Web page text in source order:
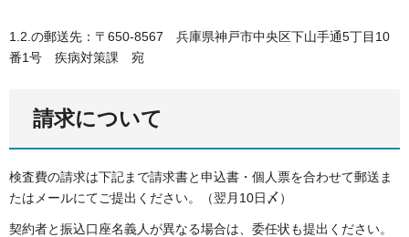
1.2.の郵送先：〒650-8567 兵庫県神戸市中央区下山手通5丁目10
番1号 疾病対策課 宛
請求について
検査費の請求は下記まで請求書と申込書・個人票を合わせて郵送ま
たはメールにてご提出ください。（翌月10日〆）
契約者と振込口座名義人が異なる場合は、委任状も提出ください。